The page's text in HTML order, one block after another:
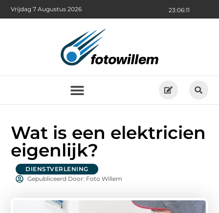
23:06:12
Vrijdag 7 Augustus 2026
Wat is een elektricien
eigenlijk?
DIENSTVERLENING
Gepubliceerd Door: Foto Willem